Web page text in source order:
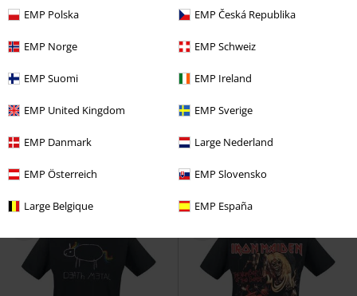
EMP Polska EMP Česká Republika
EMP Norge EMP Schweiz
EMP Suomi EMP Ireland
EMP United Kingdom EMP Sverige
EMP Danmark Large Nederland
EMP Österreich EMP Slovensko
Large Belgique EMP España
RCD od109.90 zł
Flag Linkin Park T-Shirt Grand Bend